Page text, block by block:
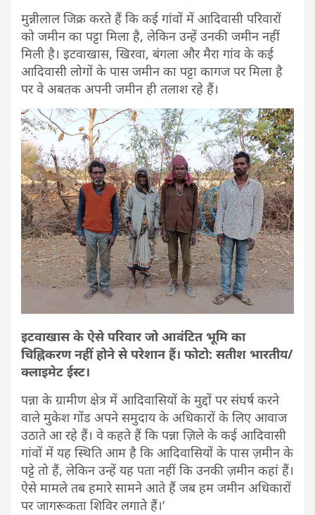
मुन्नीलाल जिक्र करते हैं कि कई गांवों में आदिवासी परिवारों
को जमीन का पट्टा मिला है, लेकिन उन्हें उनकी जमीन नहीं
मिली है। इटवाखास, खिरवा, बंगला और मैरा गांव के कई
आदिवासी लोगों के पास जमीन का पट्टा कागज पर मिला है
पर वे अबतक अपनी जमीन ही तलाश रहे हैं।
इटवाखास के ऐसे परिवार जो आवंटित भूमि का
चिह्निकरण नहीं होने से परेशान हैं। फोटो: सतीश भारतीय/
क्लाइमेट ईस्ट।
पन्ना के ग्रामीण क्षेत्र में आदिवासियों के मुद्दों पर संघर्ष करने
वाले मुकेश गोंड अपने समुदाय के अधिकारों के लिए आवाज
उठाते आ रहे हैं। वे कहते हैं कि पन्ना ज़िले के कई आदिवासी
गांवों में यह स्थिति आम है कि आदिवासियों के पास ज़मीन के
पट्टे तो हैं, लेकिन उन्हें यह पता नहीं कि उनकी ज़मीन कहां हैं।
ऐसे मामले तब हमारे सामने आते हैं जब हम जमीन अधिकारों
पर जागरूकता शिविर लगाते हैं।’